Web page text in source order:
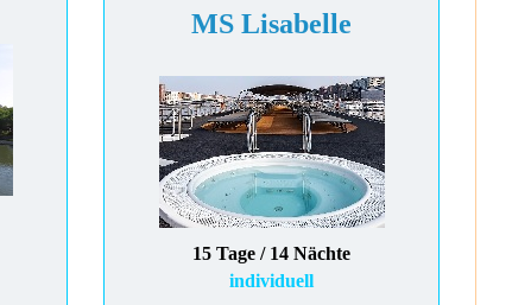
MS Lisabelle
15 Tage / 14 Nächte
individuell